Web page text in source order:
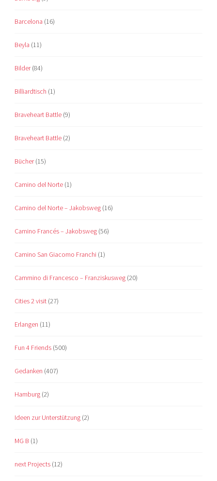
Barcelona (16)
Beyla (11)
Bilder(84)
Billiardtisch (1)
Braveheart Battle (9)
Braveheart Battle (2)
Bücher(15)
Camino del Norte (1)
Camino del Norte – Jakobsweg (16)
Camino Francés – Jakobsweg (56)
Camino San Giacomo Franchi (1)
Cammino di Francesco – Franziskusweg (20)
Cities 2 visit (27)
Erlangen (11)
Fun 4 Friends (500)
Gedanken (407)
Hamburg (2)
Ideen zur Unterstützung (2)
MG B (1)
next Projects (12)